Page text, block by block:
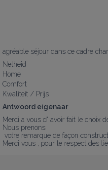
agréable séjour dans ce cadre
Netheid
Home
Comfort
Kwaliteit / Prijs
Antwoord eigenaar
Merci a vous d' avoir fait le choix
Nous prenons
Merci vous , pour le respect des